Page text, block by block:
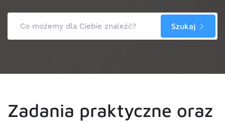
Szukaj
Zadania praktyczne oraz